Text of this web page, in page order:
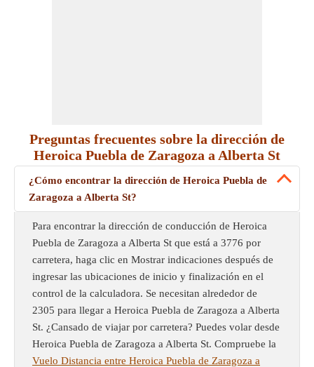
Preguntas frecuentes sobre la dirección de
Heroica Puebla de Zaragoza a Alberta St
¿Cómo encontrar la dirección de Heroica Puebla de
Zaragoza a Alberta St?
Para encontrar la dirección de conducción de Heroica
Puebla de Zaragoza a Alberta St que está a 3776 por
carretera, haga clic en Mostrar indicaciones después de
ingresar las ubicaciones de inicio y finalización en el
control de la calculadora. Se necesitan alrededor de
2305 para llegar a Heroica Puebla de Zaragoza a Alberta
St. ¿Cansado de viajar por carretera? Puedes volar desde
Heroica Puebla de Zaragoza a Alberta St. Compruebe la
Vuelo Distancia entre Heroica Puebla de Zaragoza a